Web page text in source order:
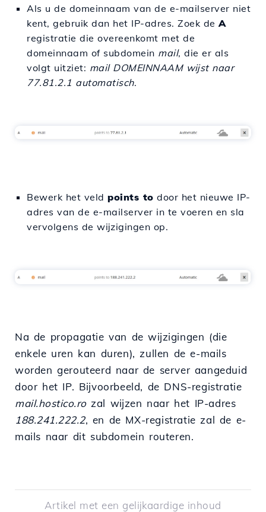
Als u de domeinnaam van de e-mailserver niet
kent, gebruik dan het IP-adres. Zoek de A
registratie die overeenkomt met de
domeinnaam of subdomein mail, die er als
volgt uitziet: mail DOMEINNAAM wijst naar
77.81.2.1 automatisch.
Bewerk het veld points to door het nieuwe IP-
adres van de e-mailserver in te voeren en sla
vervolgens de wijzigingen op.
Na de propagatie van de wijzigingen (die
enkele uren kan duren), zullen de e-mails
worden gerouteerd naar de server aangeduid
door het IP. Bijvoorbeeld, de DNS-registratie
mail.hostico.rozal wijzen naar het IP-adres
188.241.222.2, en de MX-registratie zal de e-
mails naar dit subdomein routeren.
Artikel met een gelijkaardige inhoud